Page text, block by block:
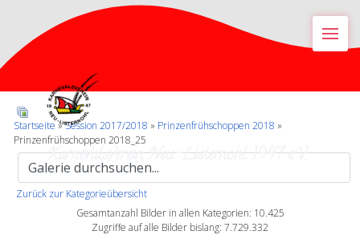
Karnevalsverein Neu-Listernohl 1947 e.V.
Startseite»Session 2017/2018 » Prinzenfrühschoppen 2018 »
Prinzenfrühschoppen 2018_25
Zurück zur Kategorieübersicht
Gesamtanzahl Bilder in allen Kategorien: 10.425
Zugriffe auf alle Bilder bislang: 7.729.332